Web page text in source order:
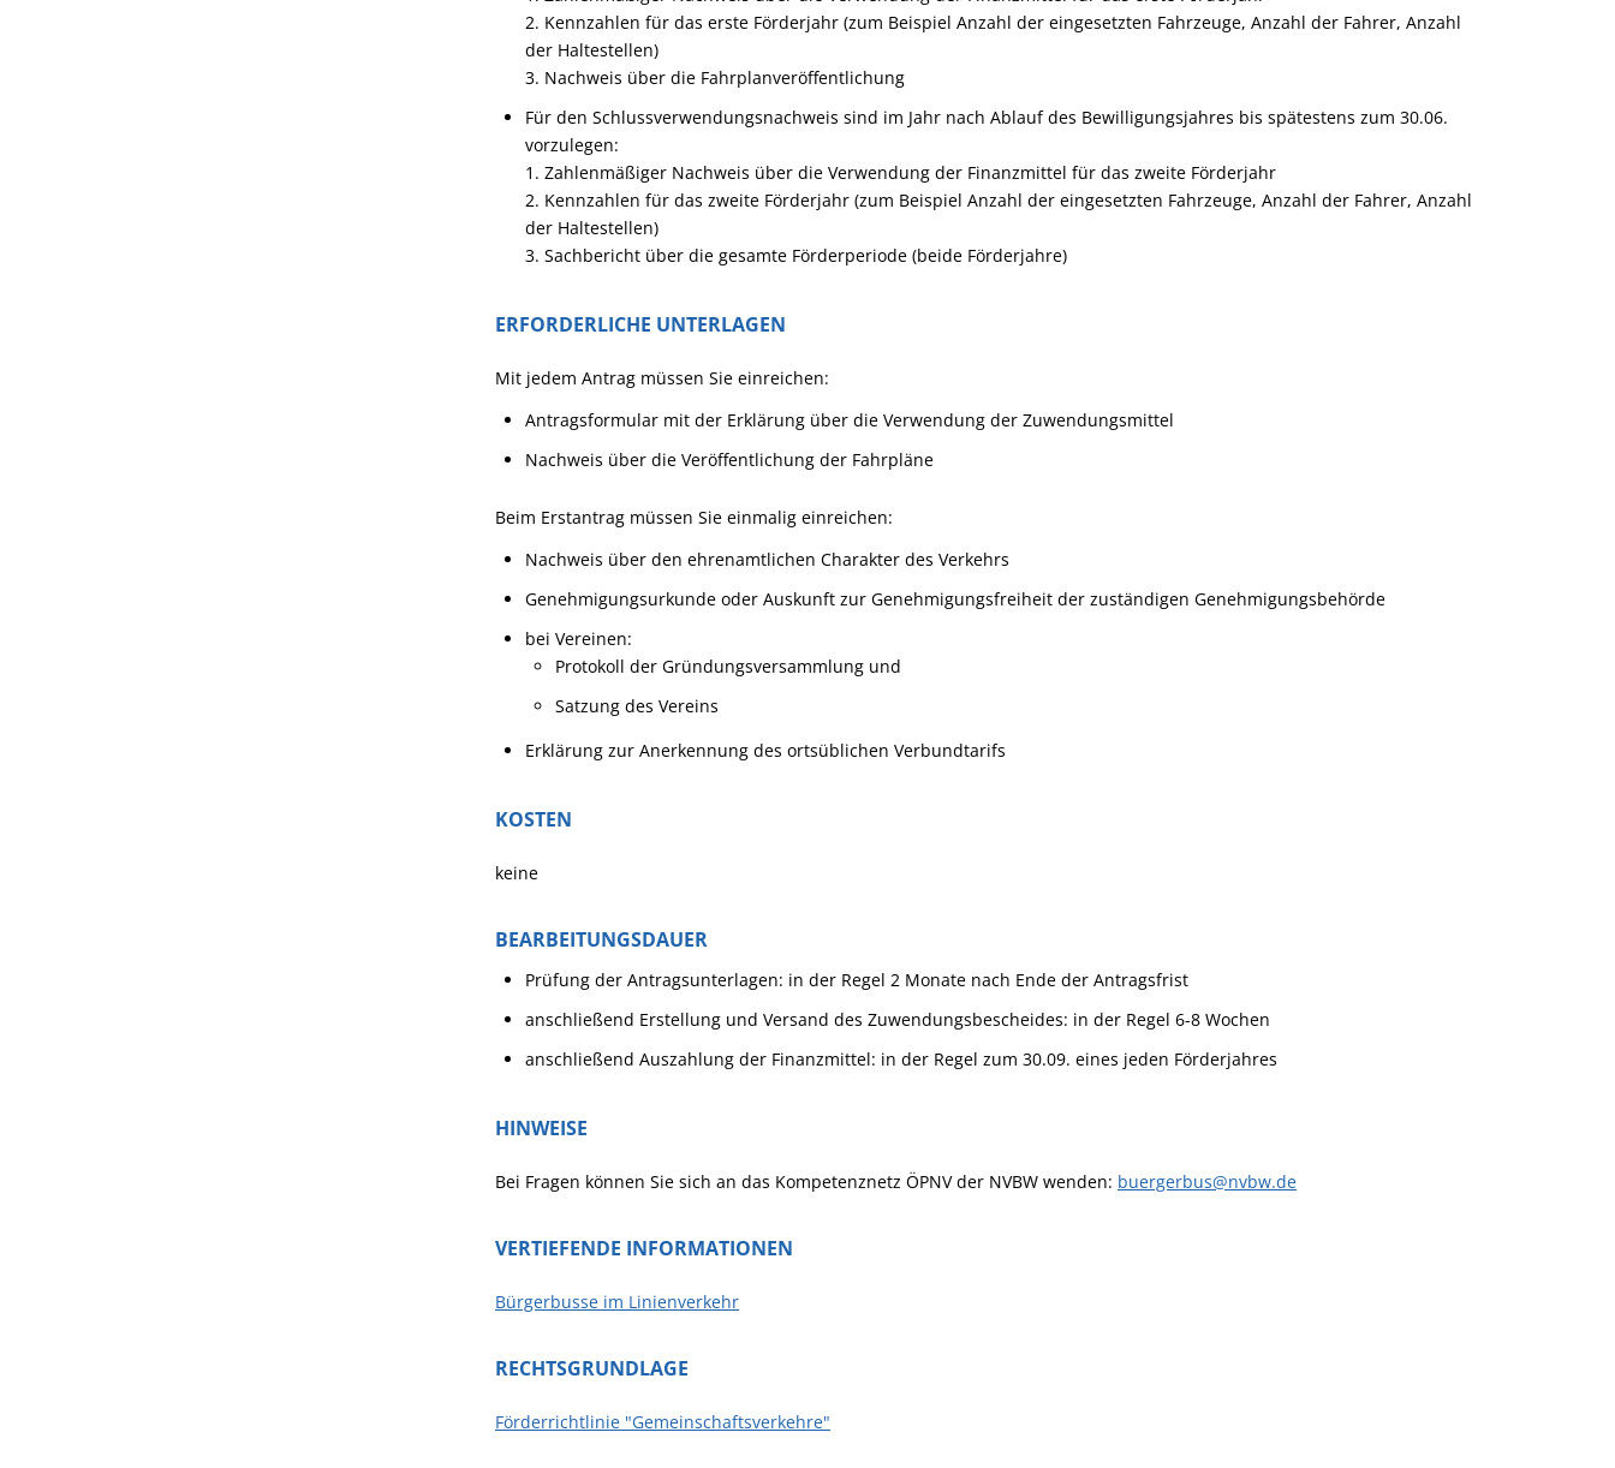
2. Kennzahlen für das erste Förderjahr (zum Beispiel Anzahl der eingesetzten Fahrzeuge, Anzahl der Fahrer, Anzahl
der Haltestellen)
3. Nachweis über die Fahrplanveröffentlichung
Für den Schlussverwendungsnachweis sind im Jahr nach Ablauf des Bewilligungsjahres bis spätestens zum 30.06.
vorzulegen:
1. Zahlenmäßiger Nachweis über die Verwendung der Finanzmittel für das zweite Förderjahr
2. Kennzahlen für das zweite Förderjahr (zum Beispiel Anzahl der eingesetzten Fahrzeuge, Anzahl der Fahrer, Anzahl
der Haltestellen)
3. Sachbericht über die gesamte Förderperiode (beide Förderjahre)
ERFORDERLICHE UNTERLAGEN
Mit jedem Antrag müssen Sie einreichen:
Antragsformular mit der Erklärung über die Verwendung der Zuwendungsmittel
Nachweis über die Veröffentlichung der Fahrpläne
Beim Erstantrag müssen Sie einmalig einreichen:
Nachweis über den ehrenamtlichen Charakter des Verkehrs
Genehmigungsurkunde oder Auskunft zur Genehmigungsfreiheit der zuständigen Genehmigungsbehörde
bei Vereinen:
Protokoll der Gründungsversammlung und
Satzung des Vereins
Erklärung zur Anerkennung des ortsüblichen Verbundtarifs
KOSTEN
keine
BEARBEITUNGSDAUER
Prüfung der Antragsunterlagen: in der Regel 2 Monate nach Ende der Antragsfrist
anschließend Erstellung und Versand des Zuwendungsbescheides: in der Regel 6-8 Wochen
anschließend Auszahlung der Finanzmittel: in der Regel zum 30.09. eines jeden Förderjahres
HINWEISE
Bei Fragen können Sie sich an das Kompetenznetz ÖPNV der NVBW wenden: buergerbus@nvbw.de
VERTIEFENDE INFORMATIONEN
Bürgerbusse im Linienverkehr
RECHTSGRUNDLAGE
Förderrichtlinie "Gemeinschaftsverkehre"